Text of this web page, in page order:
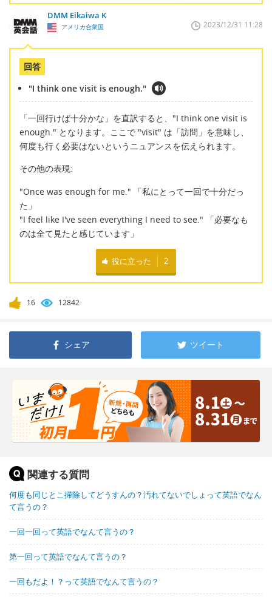
DMM Eikaiwa K
アメリカ合衆国 2023/12/31 11:28
回答
"I think one visit is enough."
「一回行けば十分かな」を直訳すると、"I think one visit is
enough." となります。ここで "visit" は「訪問」を意味し、
何度も行く必要はないというニュアンスを伝えられます。
その他の表現:
"Once was enough for me." 「私にとって一回で十分だっ
た」
"I feel like I've seen everything I need to see." 「必要なも
のは全て見たと感じています」
役に立った 2
16 12842
シェア ツイート
関連する質問
何度も同じとこ掃除してどうすんの？汚れてないでしょって英語でなん
て言うの？
一回一回って英語でなんて言うの？
第一回って英語でなんて言うの？
一回もだよ！？って英語でなんて言うの？